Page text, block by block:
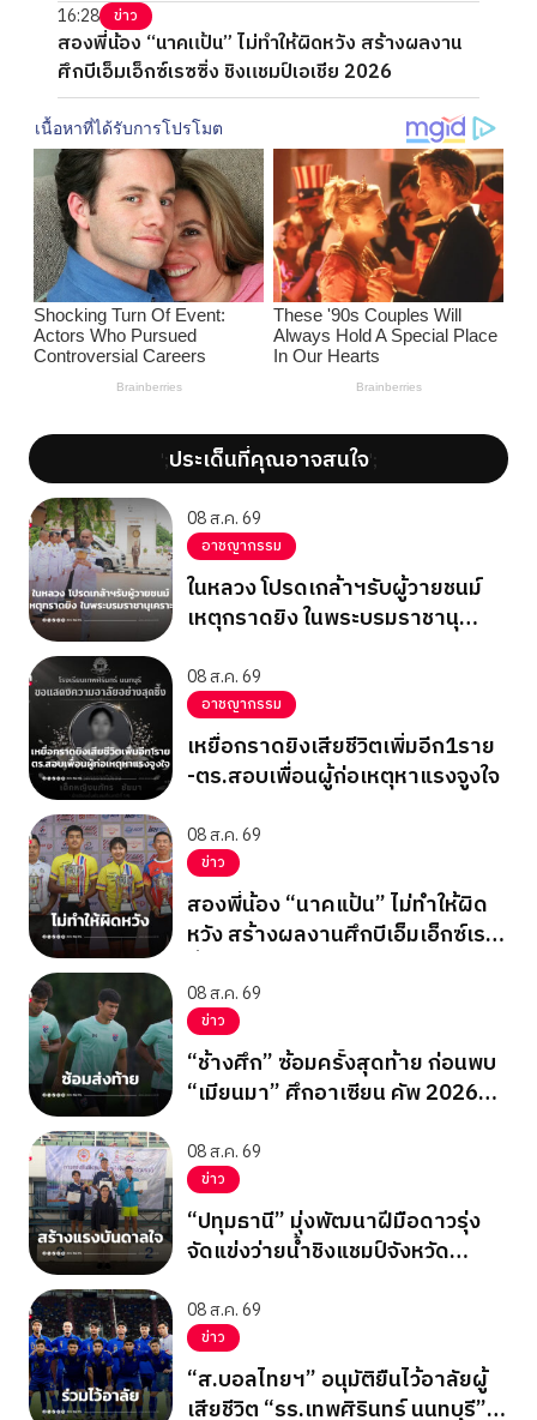
16:28 ข่าว
สองพี่น้อง “นาคแป้น” ไม่ทำให้ผิดหวัง สร้างผลงาน
ศึกบีเอ็มเอ็กซ์เรซซิ่ง ชิงแชมป์เอเชีย 2026
';ประเด็นที่คุณอาจสนใจ';
08 ส.ค. 69
อาชญากรรม
ในหลวง โปรดเกล้าฯรับผู้วายชนม์
เหตุกราดยิง ในพระบรมราชานุ
08 ส.ค. 69
อาชญากรรม
เหยื่อกราดยิงเสียชีวิตเพิ่มอีก1ราย
-ตร.สอบเพื่อนผู้ก่อเหตุหาแรงจูงใจ
08 ส.ค. 69
ข่าว
สองพี่น้อง “นาคแป้น” ไม่ทำให้ผิด
หวัง สร้างผลงานศึกบีเอ็มเอ็กซ์เรซ
08 ส.ค. 69
ข่าว
“ช้างศึก” ซ้อมครั้งสุดท้าย ก่อนพบ
“เมียนมา” ศึกอาเซียน คัพ 2026
08 ส.ค. 69
ข่าว
“ปทุมธานี” มุ่งพัฒนาฝีมือดาวรุ่ง
จัดแข่งว่ายน้ำชิงแชมป์จังหวัด
08 ส.ค. 69
ข่าว
“ส.บอลไทยฯ” อนุมัติยืนไว้อาลัยผู้
เสียชีวิต “รร.เทพศิรินทร์ นนทบุรี”